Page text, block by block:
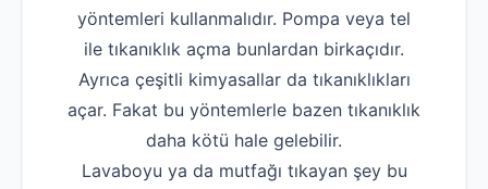
yöntemleri kullanmalıdır. Pompa veya tel
ile tıkanıklık açma bunlardan birkaçıdır.
Ayrıca çeşitli kimyasallar da tıkanıklıkları
açar. Fakat bu yöntemlerle bazen tıkanıklık
daha kötü hale gelebilir.
Lavaboyu ya da mutfağı tıkayan şey bu